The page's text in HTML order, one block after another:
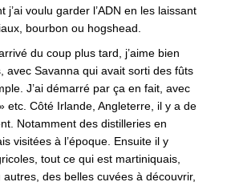
j’ai voulu garder l’ADN en les laissant
bourbon ou hogshead.
du coup plus tard, j’aime bien
avec Savanna qui avait sorti des fûts
J’ai démarré par ça en fait, avec
etc. Côté Irlande, Angleterre, il y a de
Notamment des distilleries en
visitées à l’époque. Ensuite il y
tout ce qui est martiniquais,
des belles cuvées à découvrir,